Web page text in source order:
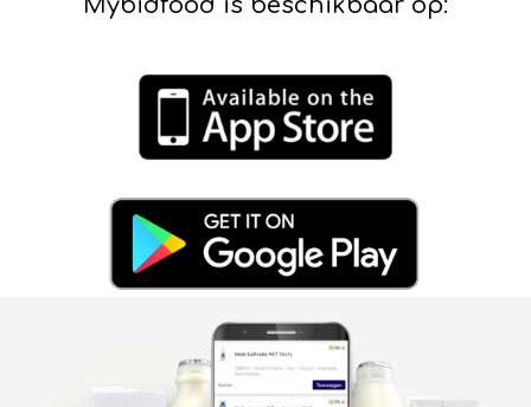
Mybidfood is beschikbaar op: